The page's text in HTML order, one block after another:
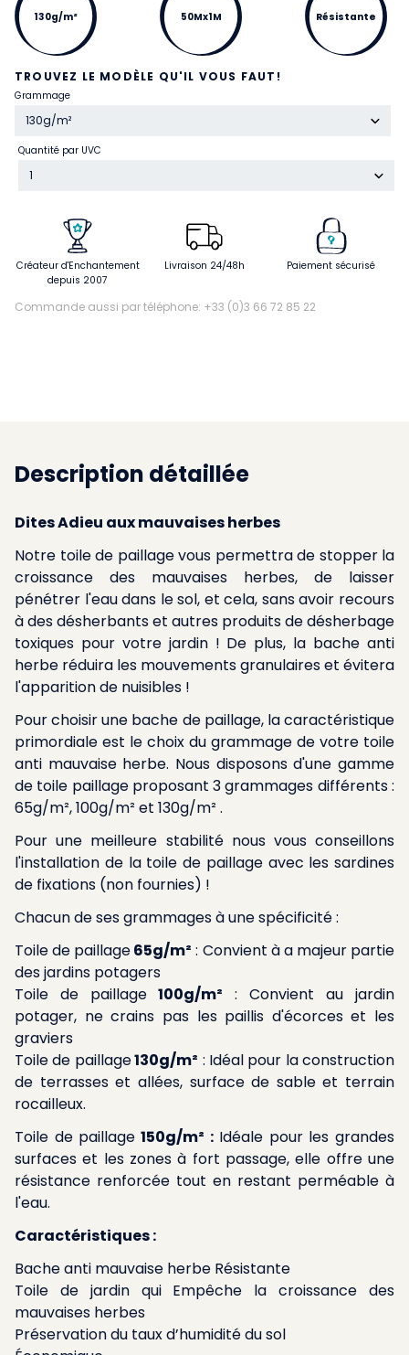
TROUVEZ LE MODÈLE QU'IL VOUS FAUT!
Grammage
130g/m²
Quantité par UVC
1
130g/m² 50Mx1M Résistante
Créateur d'Enchantement
depuis 2007
Livraison 24/48h Paiement sécurisé
Commande aussi par téléphone: +33 (0)3 66 72 85 22
Description détaillée
Dites Adieu aux mauvaises herbes
Notre toile de paillage vous permettra de stopper la
croissance des mauvaises herbes, de laisser
pénétrer l'eau dans le sol, et cela, sans avoir recours
à des désherbants et autres produits de désherbage
toxiques pour votre jardin ! De plus, la bache anti
herbe réduira les mouvements granulaires et évitera
l'apparition de nuisibles !
Pour choisir une bache de paillage, la caractéristique
primordiale est le choix du grammage de votre toile
anti mauvaise herbe. Nous disposons d'une gamme
de toile paillage proposant 3 grammages différents :
65g/m², 100g/m² et 130g/m² .
Pour une meilleure stabilité nous vous conseillons
l'installation de la toile de paillage avec les sardines
de fixations (non fournies) !
Chacun de ses grammages à une spécificité :
Toile de paillage65g/m² : Convient à a majeur partie
des jardins potagers
Toile de paillage 100g/m² : Convient au jardin
potager, ne crains pas les paillis d'écorces et les
graviers
Toile de paillage130g/m² : Idéal pour la construction
de terrasses et allées, surface de sable et terrain
rocailleux.
Toile de paillage 150g/m² :Idéale pour les grandes
surfaces et les zones à fort passage, elle offre une
résistance renforcée tout en restant perméable à
l'eau.
Caractéristiques :
Bache anti mauvaise herbe Résistante
Toile de jardin qui Empêche la croissance des
mauvaises herbes
Préservation du taux d’humidité du sol